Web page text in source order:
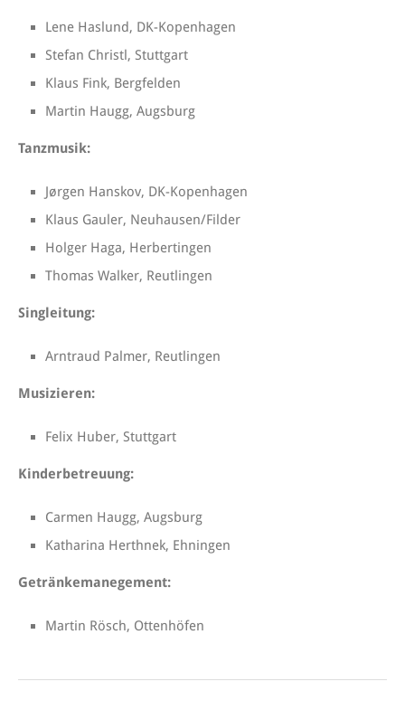
Lene Haslund, DK-Kopenhagen
Stefan Christl, Stuttgart
Klaus Fink, Bergfelden
Martin Haugg, Augsburg
Tanzmusik:
Jørgen Hanskov, DK-Kopenhagen
Klaus Gauler, Neuhausen/Filder
Holger Haga, Herbertingen
Thomas Walker, Reutlingen
Singleitung:
Arntraud Palmer, Reutlingen
Musizieren:
Felix Huber, Stuttgart
Kinderbetreuung:
Carmen Haugg, Augsburg
Katharina Herthnek, Ehningen
Getränkemanegement:
Martin Rösch, Ottenhöfen